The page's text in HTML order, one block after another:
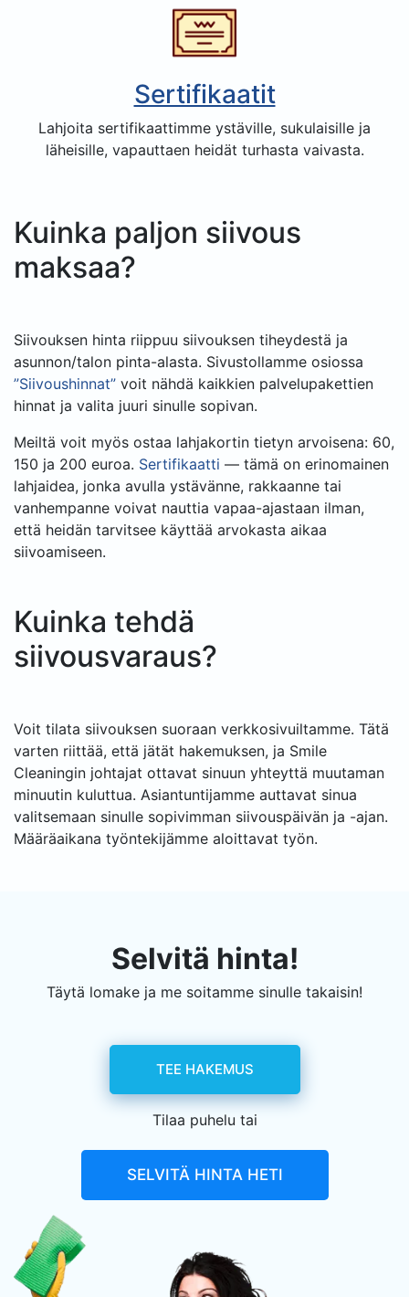
Sertifikaatit
Lahjoita sertifikaattimme ystäville, sukulaisille ja
läheisille, vapauttaen heidät turhasta vaivasta.
Kuinka paljon siivous
maksaa?
Siivouksen hinta riippuu siivouksen tiheydestä ja
asunnon/talon pinta-alasta. Sivustollamme osiossa
”Siivoushinnat” voit nähdä kaikkien palvelupakettien
hinnat ja valita juuri sinulle sopivan.
Meiltä voit myös ostaa lahjakortin tietyn arvoisena: 60,
150 ja 200 euroa. Sertifikaatti — tämä on erinomainen
lahjaidea, jonka avulla ystävänne, rakkaanne tai
vanhempanne voivat nauttia vapaa-ajastaan ilman,
että heidän tarvitsee käyttää arvokasta aikaa
siivoamiseen.
Kuinka tehdä
siivousvaraus?
Voit tilata siivouksen suoraan verkkosivuiltamme. Tätä
varten riittää, että jätät hakemuksen, ja Smile
Cleaningin johtajat ottavat sinuun yhteyttä muutaman
minuutin kuluttua. Asiantuntijamme auttavat sinua
valitsemaan sinulle sopivimman siivouspäivän ja -ajan.
Määräaikana työntekijämme aloittavat työn.
Selvitä hinta!
Täytä lomake ja me soitamme sinulle takaisin!
TEE HAKEMUS
Tilaa puhelu tai
SELVITÄ HINTA HETI